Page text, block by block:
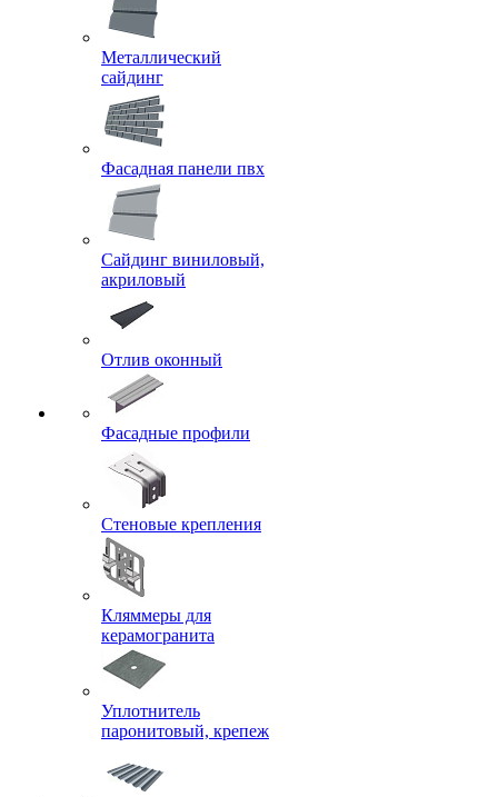
Металлический
сайдинг
Фасадная панели пвх
Сайдинг виниловый,
акриловый
Отлив оконный
Фасадные профили
Стеновые крепления
Кляммеры для
керамогранита
Уплотнитель
паронитовый, крепеж